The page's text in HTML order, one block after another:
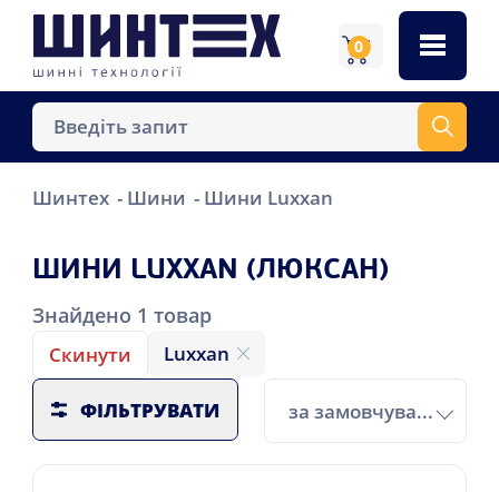
0
Шинтех Шини Шини Luxxan
ШИНИ LUXXAN (ЛЮКСАН)
Знайдено 1 товар
Скинути Luxxan
ФІЛЬТРУВАТИ за замовчуванням